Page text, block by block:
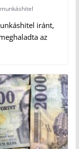
munkáshitel
iránt,
az